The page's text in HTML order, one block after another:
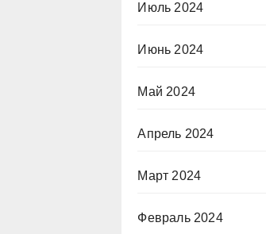
Июль 2024
Июнь 2024
Май 2024
Апрель 2024
Март 2024
Февраль 2024